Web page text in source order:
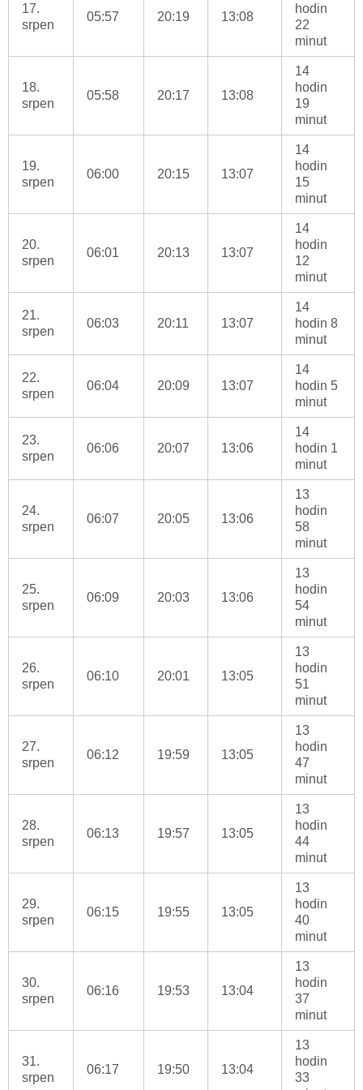
17.
srpen
05:57 20:19 13:08
hodin
22
minut
18.
srpen
05:58 20:17 13:08
14
hodin
19
minut
19.
srpen
06:00 20:15 13:07
14
hodin
15
minut
20.
srpen
06:01 20:13 13:07
14
hodin
12
minut
21.
srpen
06:03 20:11 13:07
14
hodin 8
minut
22.
srpen
06:04 20:09 13:07
14
hodin 5
minut
23.
srpen
06:06 20:07 13:06
14
hodin 1
minut
24.
srpen
06:07 20:05 13:06
13
hodin
58
minut
25.
srpen
06:09 20:03 13:06
13
hodin
54
minut
26.
srpen
06:10 20:01 13:05
13
hodin
51
minut
27.
srpen
06:12 19:59 13:05
13
hodin
47
minut
28.
srpen
06:13 19:57 13:05
13
hodin
44
minut
29.
srpen
06:15 19:55 13:05
13
hodin
40
minut
30.
srpen
06:16 19:53 13:04
13
hodin
37
minut
31.
srpen
06:17 19:50 13:04
13
hodin
33